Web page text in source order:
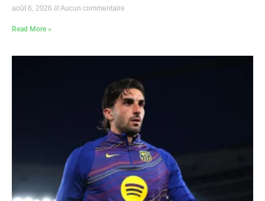
août 6, 2026 Aucun commentaire
Read More »